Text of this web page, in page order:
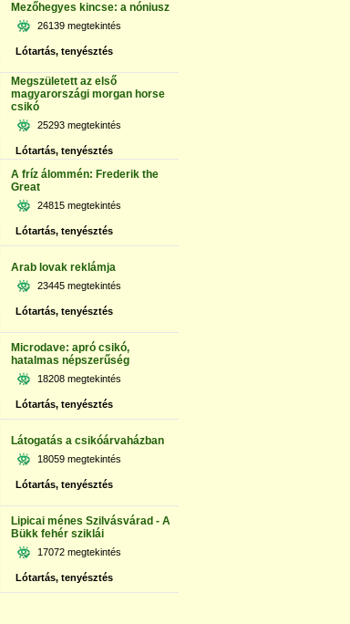
Mezőhegyes kincse: a nóniusz
26139 megtekintés
Lótartás, tenyésztés
Megszületett az első
magyarországi morgan horse
csikó
25293 megtekintés
Lótartás, tenyésztés
A fríz álommén: Frederik the
Great
24815 megtekintés
Lótartás, tenyésztés
Arab lovak reklámja
23445 megtekintés
Lótartás, tenyésztés
Microdave: apró csikó,
hatalmas népszerűség
18208 megtekintés
Lótartás, tenyésztés
Látogatás a csikóárvaházban
18059 megtekintés
Lótartás, tenyésztés
Lipicai ménes Szilvásvárad - A
Bükk fehér sziklái
17072 megtekintés
Lótartás, tenyésztés